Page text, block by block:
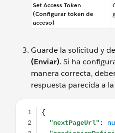
Set Access Token
(Configurar token de
acceso)
Guarde la solicitud y
(Enviar). Si ha
manera correcta,
respuesta parecida a
{ "nextPageUrl": null,